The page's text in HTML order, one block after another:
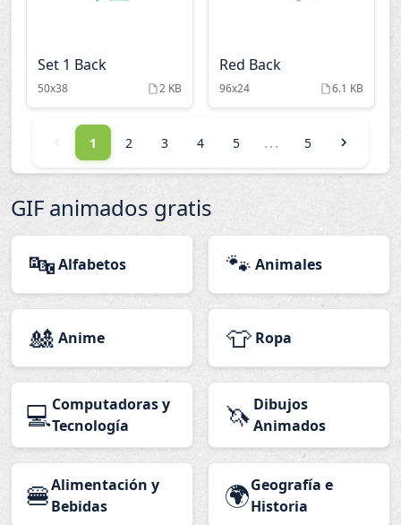
Set 1 Back
50x38 2 KB
Red Back
96x24 6.1 KB
1 2 3 4 5 ... 5
GIF animados gratis
🔤Alfabetos 🐾 Animales
🎎 Anime 👕 Ropa
💻Computadoras y
Tecnología
🦄 Dibujos
Animados
🍔Alimentación y
Bebidas
🌍Geografía e
Historia